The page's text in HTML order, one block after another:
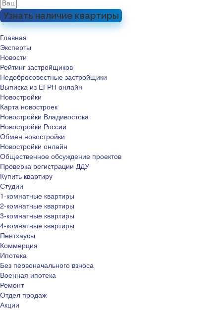
Узнать наличие квартиры
Главная
Эксперты
Новости
Рейтинг застройщиков
Недобросовестные застройщики
Выписка из ЕГРН онлайн
Новостройки
Карта новостроек
Новостройки Владивостока
Новостройки России
Обмен новостройки
Новостройки онлайн
Общественное обсуждение проектов
Проверка регистрации ДДУ
Купить квартиру
Студии
1-комнатные квартиры
2-комнатные квартиры
3-комнатные квартиры
4-комнатные квартиры
Пентхаусы
Коммерция
Ипотека
Без первоначального взноса
Военная ипотека
Ремонт
Отдел продаж
Акции